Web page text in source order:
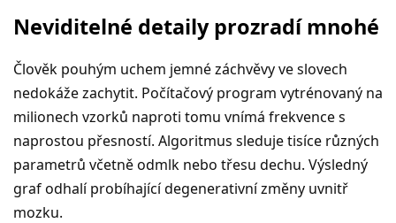
Neviditelné detaily prozradí mnohé
Člověk pouhým uchem jemné záchvěvy ve slovech
nedokáže zachytit. Počítačový program vytrénovaný na
milionech vzorků naproti tomu vnímá frekvence s
naprostou přesností. Algoritmus sleduje tisíce různých
parametrů včetně odmlk nebo třesu dechu. Výsledný
graf odhalí probíhající degenerativní změny uvnitř
mozku.